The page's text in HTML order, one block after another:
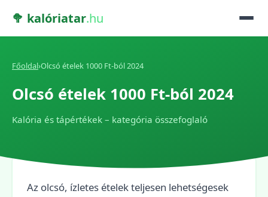
🥦 kalóriatar.hu
Főoldal›Olcsó ételek 1000 Ft-ból 2024
Olcsó ételek 1000 Ft-ból 2024
Kalória és tápértékek – kategória összefoglaló
Az olcsó, ízletes ételek teljesen lehetségesek